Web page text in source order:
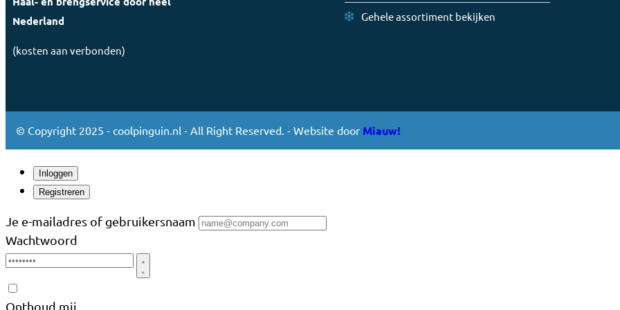
Nederland
(kosten aan verbonden)
Gehele assortiment bekijken
© Copyright 2025 - coolpinguin.nl - All Right Reserved. - Website door Miauw!
Inloggen
Registreren
Je e-mailadres of gebruikersnaam
Wachtwoord
Onthoud mij